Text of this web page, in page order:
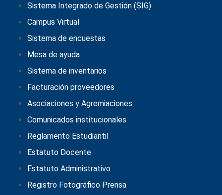
Sistema Integrado de Gestión (SIG)
Campus Virtual
Sistema de encuestas
Mesa de ayuda
Sistema de inventarios
Facturación proveedores
Asociaciones y Agremiaciones
Comunicados institucionales
Reglamento Estudiantil
Estatuto Docente
Estatuto Administrativo
Registro Fotográfico Prensa